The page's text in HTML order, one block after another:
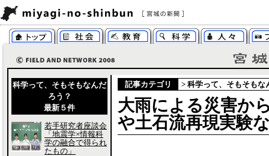
記事カテゴリ > 科学って、そもそもな
大雨による災害か
や土石流再現実験
科学って、そもそもなんだ
ろう？
最新５件
若手研究者座談会
「地震学×情報科
学の融合で得られ
たもの」